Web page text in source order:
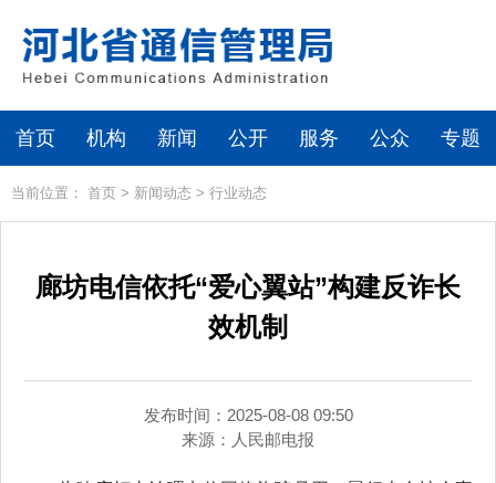
首页 机构 新闻 公开 服务 公众 专题
当前位置： 首页 > 新闻动态 > 行业动态
廊坊电信依托“爱心翼站”构建反诈长
效机制
发布时间：2025-08-08 09:50
来源： 人民邮电报